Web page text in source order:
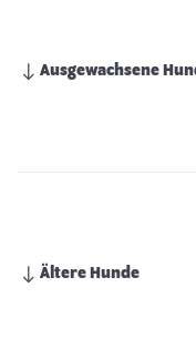
Ausgewachsene
Ältere Hunde